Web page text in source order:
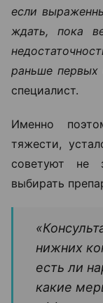
если
ждать, пока
раньше
специалист.
Именно
тяжести,
советуют не
выбирать
нижних
есть ли
какие